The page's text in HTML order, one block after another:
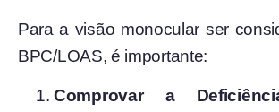
Para a visão monocular ser
BPC/LOAS, é importante:
Comprovar a